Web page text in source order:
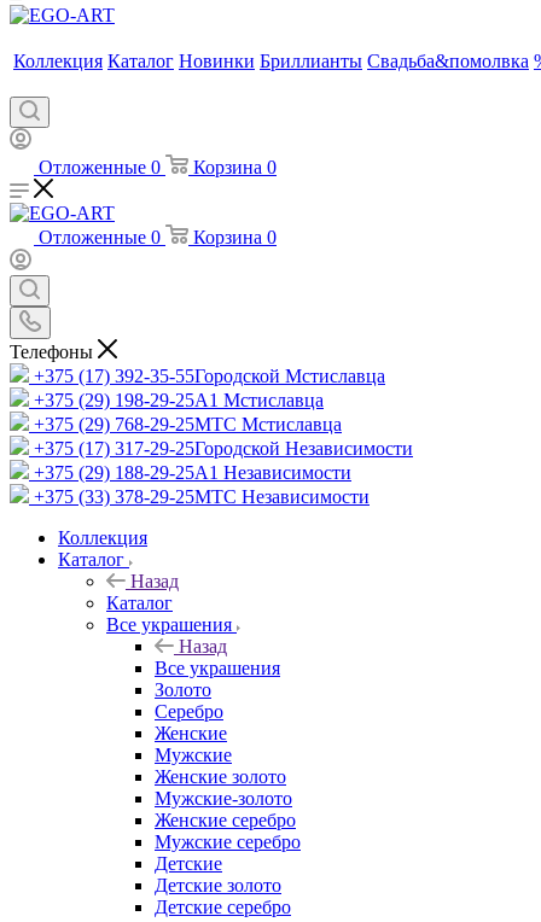
Коллекция Каталог Новинки Бриллианты Свадьба&помолвка
Отложенные 0 Корзина 0
Отложенные 0 Корзина 0
Телефоны
+375 (17) 392-35-55Городской Мстиславца
+375 (29) 198-29-25A1 Мстиславца
+375 (29) 768-29-25МТС Мстиславца
+375 (17) 317-29-25Городской Независимости
+375 (29) 188-29-25A1 Независимости
+375 (33) 378-29-25МТС Независимости
Коллекция
Каталог
Назад
Каталог
Все украшения
Назад
Все украшения
Золото
Серебро
Женские
Мужские
Женские золото
Мужские-золото
Женские серебро
Мужские серебро
Детские
Детские золото
Детские серебро